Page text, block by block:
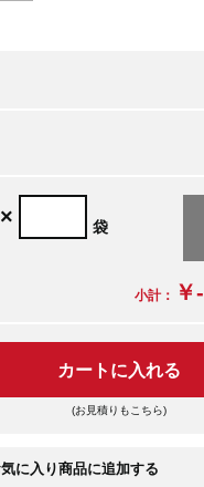
× 袋
小計： ￥-
カートに入れる
(お見積りもこちら)